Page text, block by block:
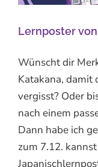
Lernposter
Wünscht dir
Katakana, damit
vergisst? Oder
nach einem
Dann habe ich
zum 7.12.